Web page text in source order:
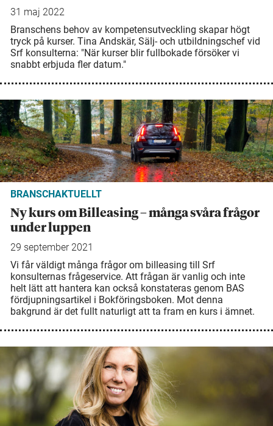
31 maj 2022
Branschens behov av kompetensutveckling skapar högt
tryck på kurser. Tina Andskär, Sälj- och utbildningschef vid
Srf konsulterna: "När kurser blir fullbokade försöker vi
snabbt erbjuda fler datum."
BRANSCHAKTUELLT
Ny kurs om Billeasing – många svåra frågor
under luppen
29 september 2021
Vi får väldigt många frågor om billeasing till Srf
konsulternas frågeservice. Att frågan är vanlig och inte
helt lätt att hantera kan också konstateras genom BAS
fördjupningsartikel i Bokföringsboken. Mot denna
bakgrund är det fullt naturligt att ta fram en kurs i ämnet.